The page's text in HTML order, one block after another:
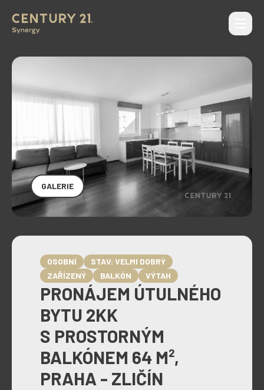
GALERIE
PRONÁJEM ÚTULNÉHO
BYTU 2KK
S PROSTORNÝM
BALKÓNEM 64 M²,
PRAHA - ZLIČÍN
OSOBNÍ
STAV: VELMI DOBRÝ
ZAŘÍZENÝ
BALKÓN VÝTAH